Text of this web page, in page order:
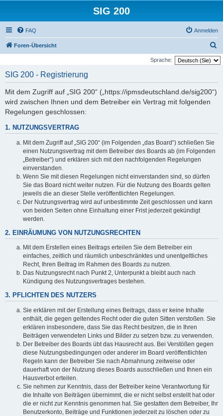
SIG 200
FAQ Anmelden
Foren-Übersicht
u
Sprache:
SIG 200 - Registrierung
Mit dem Zugriff auf „SIG 200“ („https://ipmsdeutschland.de/sig200“)
wird zwischen Ihnen und dem Betreiber ein Vertrag mit folgenden
Regelungen geschlossen:
1. NUTZUNGSVERTRAG
Mit dem Zugriff auf „SIG 200“ (im Folgenden „das Board“) schließen Sie
einen Nutzungsvertrag mit dem Betreiber des Boards ab (im Folgenden
„Betreiber“) und erklären sich mit den nachfolgenden Regelungen
einverstanden.
Wenn Sie mit diesen Regelungen nicht einverstanden sind, so dürfen
Sie das Board nicht weiter nutzen. Für die Nutzung des Boards gelten
jeweils die an dieser Stelle veröffentlichten Regelungen.
Der Nutzungsvertrag wird auf unbestimmte Zeit geschlossen und kann
von beiden Seiten ohne Einhaltung einer Frist jederzeit gekündigt
werden.
2. EINRÄUMUNG VON NUTZUNGSRECHTEN
Mit dem Erstellen eines Beitrags erteilen Sie dem Betreiber ein
einfaches, zeitlich und räumlich unbeschränktes und unentgeltliches
Recht, Ihren Beitrag im Rahmen des Boards zu nutzen.
Das Nutzungsrecht nach Punkt 2, Unterpunkt a bleibt auch nach
Kündigung des Nutzungsvertrages bestehen.
3. PFLICHTEN DES NUTZERS
Sie erklären mit der Erstellung eines Beitrags, dass er keine Inhalte
enthält, die gegen geltendes Recht oder die guten Sitten verstoßen. Sie
erklären insbesondere, dass Sie das Recht besitzen, die in Ihren
Beiträgen verwendeten Links und Bilder zu setzen bzw. zu verwenden.
Der Betreiber des Boards übt das Hausrecht aus. Bei Verstößen gegen
diese Nutzungsbedingungen oder anderer im Board veröffentlichten
Regeln kann der Betreiber Sie nach Abmahnung zeitweise oder
dauerhaft von der Nutzung dieses Boards ausschließen und Ihnen ein
Hausverbot erteilen.
Sie nehmen zur Kenntnis, dass der Betreiber keine Verantwortung für
die Inhalte von Beiträgen übernimmt, die er nicht selbst erstellt hat oder
die er nicht zur Kenntnis genommen hat. Sie gestatten dem Betreiber, Ihr
Benutzerkonto, Beiträge und Funktionen jederzeit zu löschen oder zu